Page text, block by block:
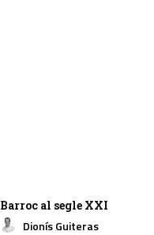
Barroc al segle XXI
Dionís Guiteras